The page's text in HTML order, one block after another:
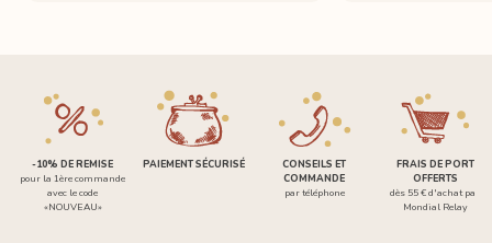
-10% DE REMISE
pour la 1ère commande
avec le code
«NOUVEAU»
PAIEMENT SÉCURISÉ
CONSEILS ET
COMMANDE
par téléphone
FRAIS DE PORT
OFFERTS
dès 55 € d'achat par
Mondial Relay